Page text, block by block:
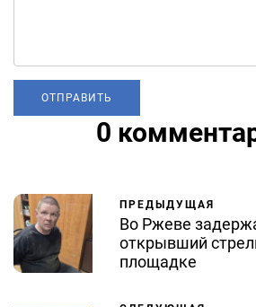
0
ПРЕДЫДУЩАЯ
Во Ржеве
открывший
площадке